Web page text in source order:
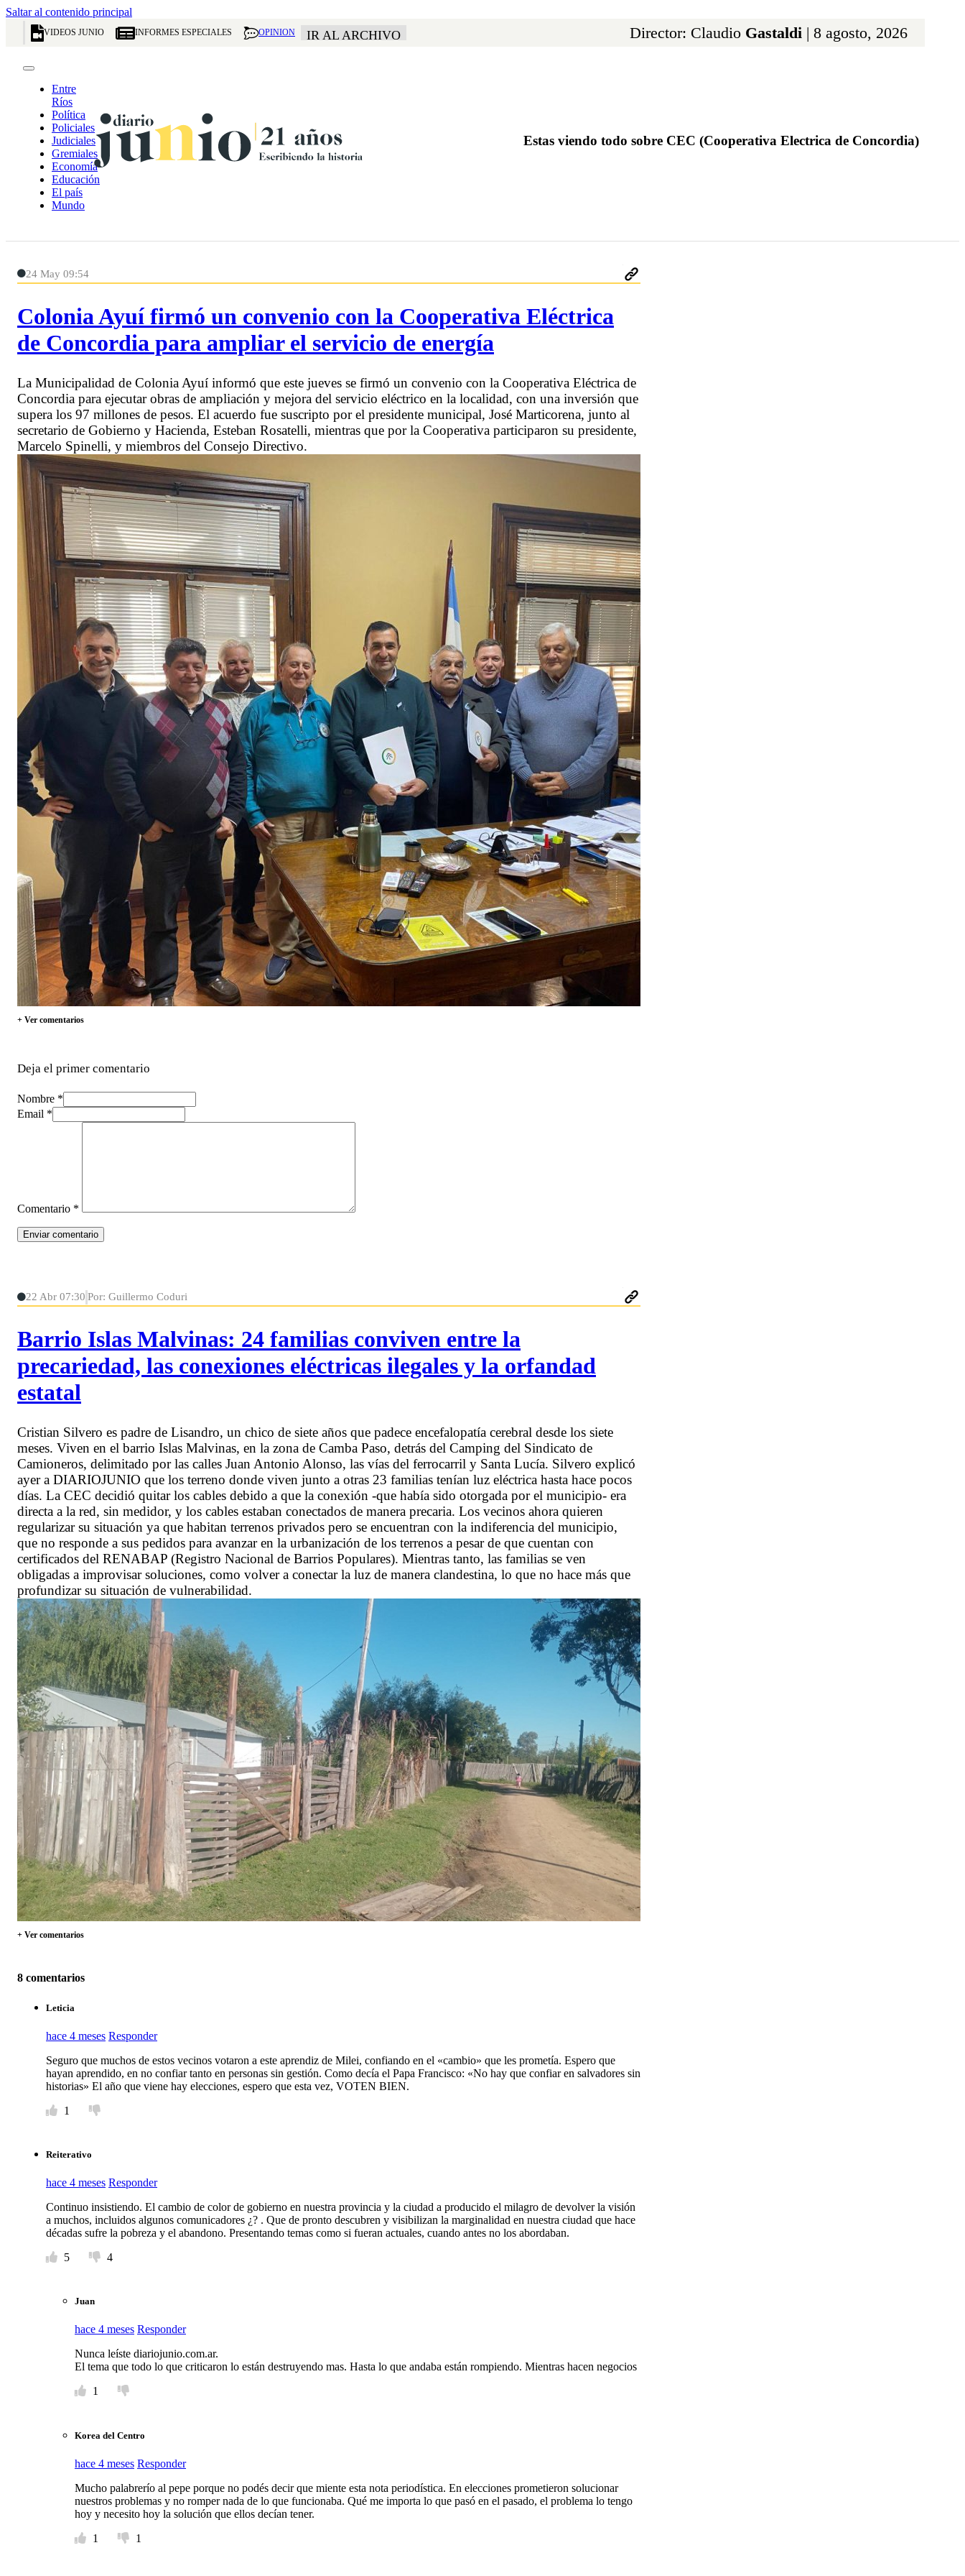
Saltar al contenido principal
VIDEOS JUNIO INFORMES ESPECIALES OPINION IR AL ARCHIVO Director: Claudio Gastaldi | 8 agosto, 2026
Entre
Ríos
Política
Policiales
Judiciales
Gremiales
Economía
Educación
El país
Mundo
Estas viendo todo sobre CEC (Cooperativa Electrica de Concordia)
24 May 09:54
Colonia Ayuí firmó un convenio con la Cooperativa Eléctrica
de Concordia para ampliar el servicio de energía
La Municipalidad de Colonia Ayuí informó que este jueves se firmó un convenio con la Cooperativa Eléctrica de
Concordia para ejecutar obras de ampliación y mejora del servicio eléctrico en la localidad, con una inversión que
supera los 97 millones de pesos. El acuerdo fue suscripto por el presidente municipal, José Marticorena, junto al
secretario de Gobierno y Hacienda, Esteban Rosatelli, mientras que por la Cooperativa participaron su presidente,
Marcelo Spinelli, y miembros del Consejo Directivo.
+ Ver comentarios
Deja el primer comentario
Nombre *
Email *
Comentario *
22 Abr 07:30 Por: Guillermo Coduri
Barrio Islas Malvinas: 24 familias conviven entre la
precariedad, las conexiones eléctricas ilegales y la orfandad
estatal
Cristian Silvero es padre de Lisandro, un chico de siete años que padece encefalopatía cerebral desde los siete
meses. Viven en el barrio Islas Malvinas, en la zona de Camba Paso, detrás del Camping del Sindicato de
Camioneros, delimitado por las calles Juan Antonio Alonso, las vías del ferrocarril y Santa Lucía. Silvero explicó
ayer a DIARIOJUNIO que los terreno donde viven junto a otras 23 familias tenían luz eléctrica hasta hace pocos
días. La CEC decidió quitar los cables debido a que la conexión -que había sido otorgada por el municipio- era
directa a la red, sin medidor, y los cables estaban conectados de manera precaria. Los vecinos ahora quieren
regularizar su situación ya que habitan terrenos privados pero se encuentran con la indiferencia del municipio,
que no responde a sus pedidos para avanzar en la urbanización de los terrenos a pesar de que cuentan con
certificados del RENABAP (Registro Nacional de Barrios Populares). Mientras tanto, las familias se ven
obligadas a improvisar soluciones, como volver a conectar la luz de manera clandestina, lo que no hace más que
profundizar su situación de vulnerabilidad.
+ Ver comentarios
8 comentarios
Leticia
hace 4 meses Responder
Seguro que muchos de estos vecinos votaron a este aprendiz de Milei, confiando en el «cambio» que les prometía. Espero que
hayan aprendido, en no confiar tanto en personas sin gestión. Como decía el Papa Francisco: «No hay que confiar en salvadores sin
historias» El año que viene hay elecciones, espero que esta vez, VOTEN BIEN.
1
Reiterativo
hace 4 meses Responder
Continuo insistiendo. El cambio de color de gobierno en nuestra provincia y la ciudad a producido el milagro de devolver la visión
a muchos, incluidos algunos comunicadores ¿? . Que de pronto descubren y visibilizan la marginalidad en nuestra ciudad que hace
décadas sufre la pobreza y el abandono. Presentando temas como si fueran actuales, cuando antes no los abordaban.
5
4
Juan
hace 4 meses Responder
Nunca leíste diariojunio.com.ar.
El tema que todo lo que criticaron lo están destruyendo mas. Hasta lo que andaba están rompiendo. Mientras hacen negocios
1
Korea del Centro
hace 4 meses Responder
Mucho palabrerío al pepe porque no podés decir que miente esta nota periodística. En elecciones prometieron solucionar
nuestros problemas y no romper nada de lo que funcionaba. Qué me importa lo que pasó en el pasado, el problema lo tengo
hoy y necesito hoy la solución que ellos decían tener.
1
1